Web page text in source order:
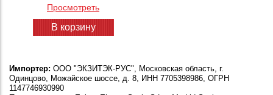
Просмотреть
В корзину
Импортер: ООО "ЭКЗИТЭК-РУС", Московская область, г.
Одинцово, Можайское шоссе, д. 8, ИНН 7705398986, ОГРН
1147746930990